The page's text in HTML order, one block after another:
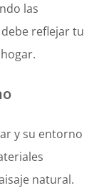
las
reflejar tu
y su entorno
natural.